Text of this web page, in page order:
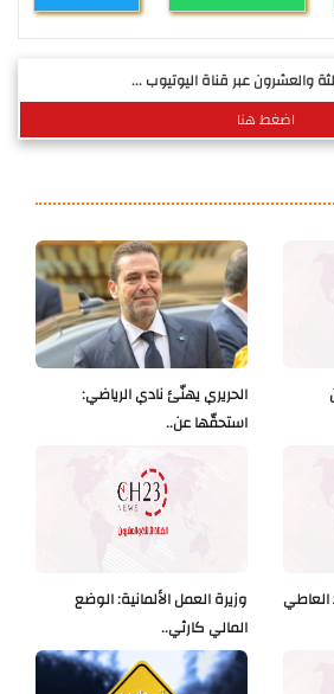
والعشرون عبر قناة اليوتيوب ...
اضغط هنا
الحريري يهنّئ نادي الرياضي:
استحقّها عن..
وزيرة العمل الألمانية: الوضع
المالي كارثي..
العاطي